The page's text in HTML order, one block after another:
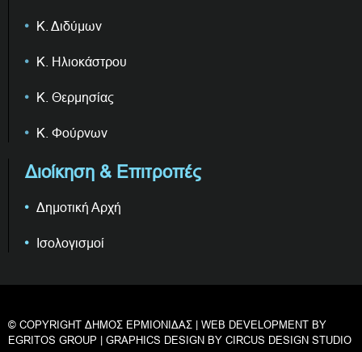
Κ. Διδύμων
Κ. Ηλιοκάστρου
Κ. Θερμησίας
Κ. Φούρνων
Διοίκηση & Επιτροπές
Δημοτική Αρχή
Ισολογισμοί
© COPYRIGHT ΔΗΜΟΣ ΕΡΜΙΟΝΙΔΑΣ | WEB DEVELOPMENT BY
EGRITOS GROUP | GRAPHICS DESIGN BY CIRCUS DESIGN STUDIO